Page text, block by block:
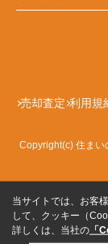
売却査定 利用規
Copyright(c) 住ま
当サイトでは、お客
して、クッキー（
詳しくは、当社の 「